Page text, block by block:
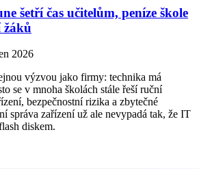
šetří čas učitelům, peníze škole
žáků
2026
výzvou jako firmy: technika má
se v mnoha školách stále řeší ruční
bezpečnostní rizika a zbytečné
správa zařízení už ale nevypadá tak, že IT
diskem.